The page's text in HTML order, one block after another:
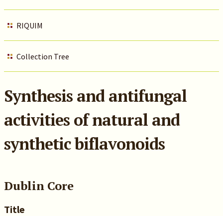
RIQUIM
Collection Tree
Synthesis and antifungal
activities of natural and
synthetic biflavonoids
Dublin Core
Title